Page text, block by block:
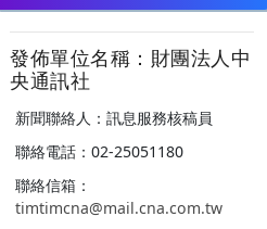
發佈單位名稱：財團法人中
央通訊社
新聞聯絡人：訊息服務核稿員
聯絡電話：02-25051180
聯絡信箱：
timtimcna@mail.cna.com.tw